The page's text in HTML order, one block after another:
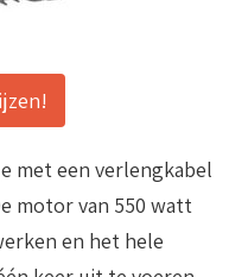
met een verlengkabel
motor van 550 watt
en het hele